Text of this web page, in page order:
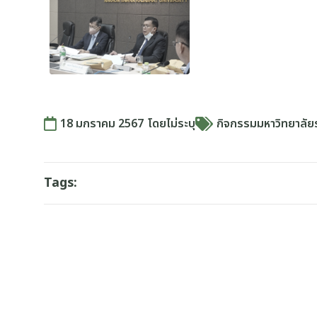
18 มกราคม 2567 โดยไม่ระบุ กิจกรรมมหาวิทยาลั
Tags: